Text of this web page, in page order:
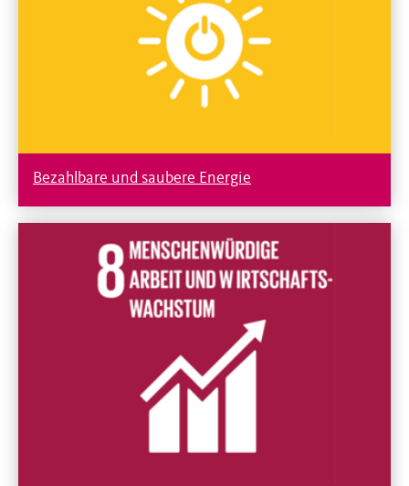
Bezahlbare und saubere Energie